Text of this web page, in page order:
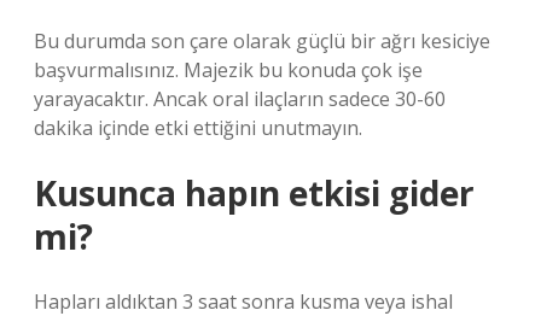
Bu durumda son çare olarak güçlü bir ağrı kesiciye
başvurmalısınız. Majezik bu konuda çok işe
yarayacaktır. Ancak oral ilaçların sadece 30-60
dakika içinde etki ettiğini unutmayın.
Kusunca hapın etkisi gider
mi?
Hapları aldıktan 3 saat sonra kusma veya ishal